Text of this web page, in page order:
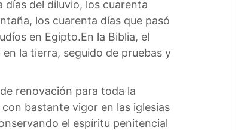
días del diluvio, los cuarenta
los cuarenta días que pasó
en Egipto.En la Biblia, el
la tierra, seguido de pruebas y
renovación para toda la
bastante vigor en las iglesias
el espíritu penitencial